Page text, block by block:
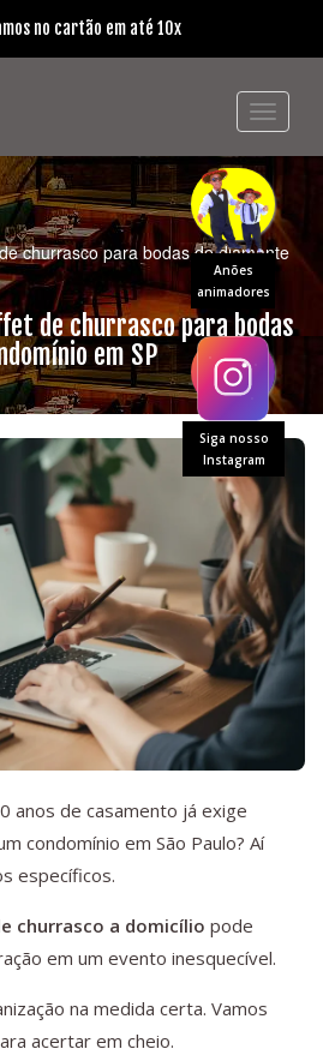
Anões
animadores
Siga nosso
Instagram
no cartão em até 10x
churrasco para bodas de diamante
de churrasco para bodas
em SP
anos de casamento já exige
condomínio em São Paulo? Aí
específicos.
churrasco a domicílio pode
em um evento inesquecível.
na medida certa. Vamos
acertar em cheio.